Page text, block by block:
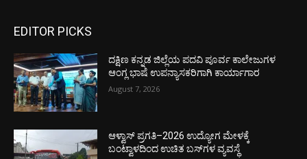
EDITOR PICKS
ದಕ್ಷಿಣ ಕನ್ನಡ ಜಿಲ್ಲೆಯ ಪದವಿ ಪೂರ್ವ ಕಾಲೇಜುಗಳ
ಆಂಗ್ಲ ಭಾಷೆ ಉಪನ್ಯಾಸಕರಿಗಾಗಿ ಕಾರ್ಯಾಗಾರ
August 7, 2026
ಆಳ್ವಾಸ್ ಪ್ರಗತಿ–2026 ಉದ್ಯೋಗ ಮೇಳಕ್ಕೆ
ಬಂಟ್ವಾಳದಿಂದ ಉಚಿತ ಬಸ್‌ಗಳ ವ್ಯವಸ್ಥೆ